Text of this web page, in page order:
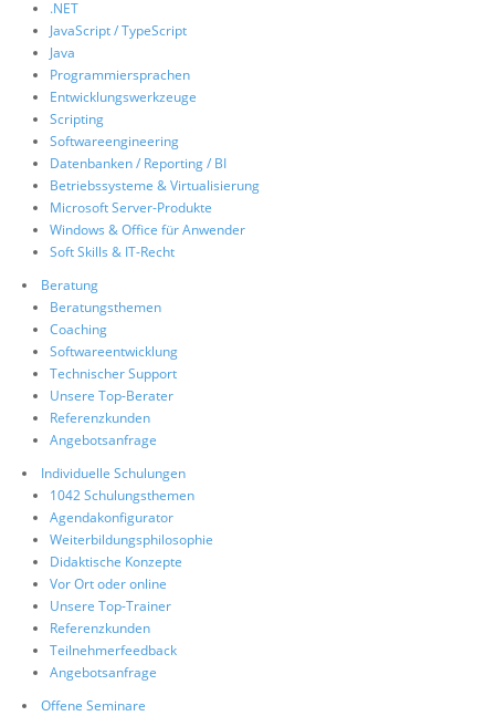
.NET
JavaScript / TypeScript
Java
Programmiersprachen
Entwicklungswerkzeuge
Scripting
Softwareengineering
Datenbanken / Reporting / BI
Betriebssysteme & Virtualisierung
Microsoft Server-Produkte
Windows & Office für Anwender
Soft Skills & IT-Recht
Beratung
Beratungsthemen
Coaching
Softwareentwicklung
Technischer Support
Unsere Top-Berater
Referenzkunden
Angebotsanfrage
Individuelle Schulungen
1042 Schulungsthemen
Agendakonfigurator
Weiterbildungsphilosophie
Didaktische Konzepte
Vor Ort oder online
Unsere Top-Trainer
Referenzkunden
Teilnehmerfeedback
Angebotsanfrage
Offene Seminare